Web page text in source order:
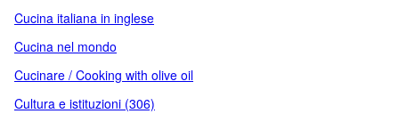
Cucina italiana in inglese
Cucina nel mondo
Cucinare / Cooking with olive oil
Cultura e istituzioni (306)